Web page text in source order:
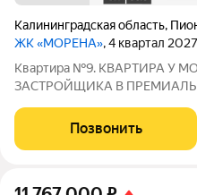
Калининградская область,
ЖК «МОРЕНА», 4 квартал 2027
Квартира №9. КВАРТИРА У
ЗАСТРОЙЩИКА В
прописки полноценное жильё у моря, не апартаменты.
ЛОКАЦИЯ: Светлогорск, побережье Балтийского моря прямой
Позвонить